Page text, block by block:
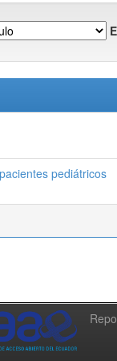
pediátricos